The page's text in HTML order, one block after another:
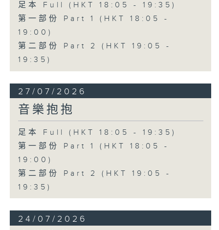
足本 Full (HKT 18:05 - 19:35)
第一部份 Part 1 (HKT 18:05 -
19:00)
第二部份 Part 2 (HKT 19:05 -
19:35)
27/07/2026
音樂抱抱
足本 Full (HKT 18:05 - 19:35)
第一部份 Part 1 (HKT 18:05 -
19:00)
第二部份 Part 2 (HKT 19:05 -
19:35)
24/07/2026